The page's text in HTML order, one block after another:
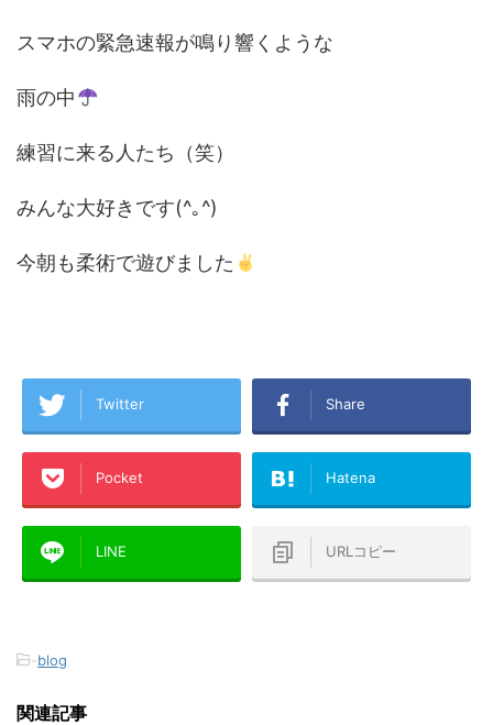
スマホの緊急速報が鳴り響くような
雨の中
練習に来る人たち（笑）
みんな大好きです(^｡^)
今朝も柔術で遊びました
Twitter Share
Pocket Hatena
LINE URLコピー
-blog
関連記事